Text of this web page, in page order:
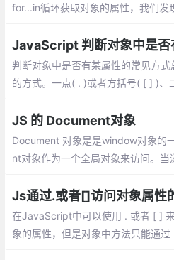
for...in循环获取对象的属性，我们发
JavaScript 判断对象中是否
判断对象中是否有某属性的常见方
的方式。一点( . )或者方括号( [ ] )
需要结合使用
JS 的 Document对象
Document 对象是是window对象的
nt对象作为一个全局对象来访问。
在JavaScript中可以使用 . 或者 [ ]
象的属性，但是对象中方法只能通过